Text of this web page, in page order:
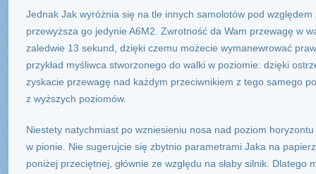
Jednak Jak wyróżnia się na tle innych samolotów pod
przewyższa go jedynie A6M2. Zwrotność da Wam przewagę w
zaledwie 13 sekund, dzięki czemu możecie wymanewrować
przykład myśliwca stworzonego do walki w poziomie: dzięki
zyskacie przewagę nad każdym przeciwnikiem z tego samego
z wyższych poziomów.
Niestety natychmiast po wzniesieniu nosa nad poziom
w pionie. Nie sugerujcie się zbytnio parametrami Jaka na
poniżej przeciętnej, głównie ze względu na słaby silnik. Dlatego